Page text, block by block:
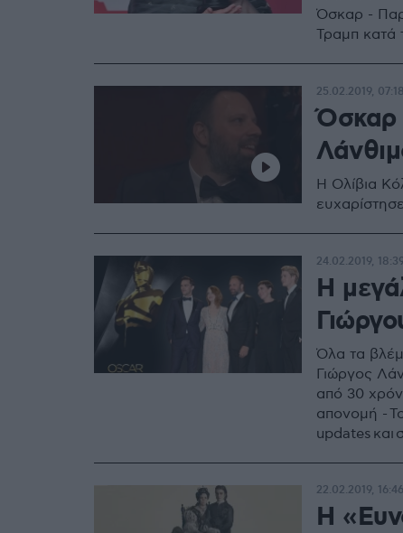
Όσκαρ -
Τραμπ κατά
Όσκαρ
Η Ολίβια
25.02.2019, 07:18
Η
Όλα τα
Γιώργος
από 30
απονομή -
updates και
24.02.2019, 18:39
Η
22.02.2019, 16:46